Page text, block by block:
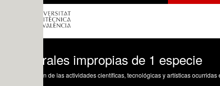
impropias de 1 especie
de las actividades científicas, tecnológicas y artísticas ocurridas en los tres